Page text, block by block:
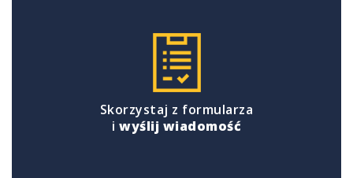
Skorzystaj z formularza
i wyślij wiadomość